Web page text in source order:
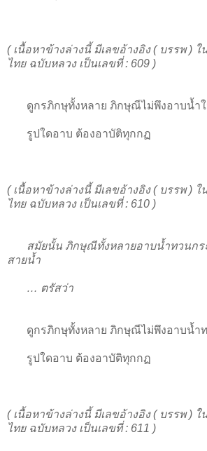
( เนื้อหาข้างล่างนี้ มีเลขอ้างอิง ( บรรพ )
ไทย ฉบับหลวง เป็นเลขที่ : 609 )
ดูกรภิกษุทั้งหลาย ภิกษุณีไม่พึงอาบน้ำ
รูปใดอาบ ต้องอาบัติทุกกฏ
( เนื้อหาข้างล่างนี้ มีเลขอ้างอิง ( บรรพ )
ไทย ฉบับหลวง เป็นเลขที่ : 610 )
สมัยนั้น ภิกษุณีทั้งหลายอาบน้ำทวนกร
สายน้ำ
… ตรัสว่า
ดูกรภิกษุทั้งหลาย ภิกษุณีไม่พึงอาบน้ำ
รูปใดอาบ ต้องอาบัติทุกกฏ
( เนื้อหาข้างล่างนี้ มีเลขอ้างอิง ( บรรพ )
ไทย ฉบับหลวง เป็นเลขที่ : 611 )